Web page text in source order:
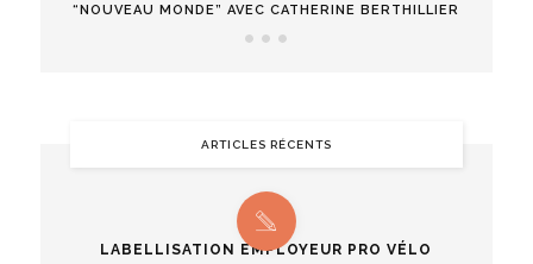
“NOUVEAU MONDE” AVEC CATHERINE BERTHILLIER
ARTICLES RÉCENTS
LABELLISATION EMPLOYEUR PRO VÉLO